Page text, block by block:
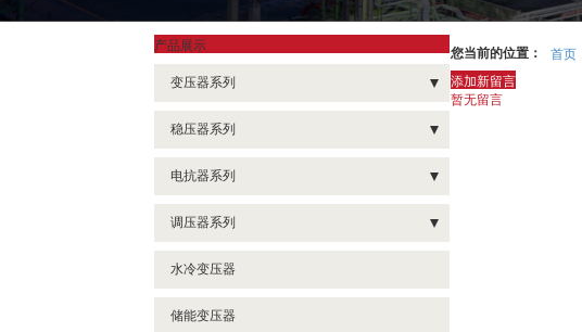
您当前的位置： 首页
添加新留言
暂无留言
产品展示
变压器系列
- 矿用变压器
- 医用隔离变压器
- 特种变压器
- 低压大电流变压器
- 三相变单相变压器
稳压器系列
- SBW电力稳压器
- SVC三相稳压器
- TND家用稳压器
电抗器系列
- 启动电抗器
- 并联电抗器
- CKSG 三相串联电抗器
调压器系列
- TSGC2J 三相调压器
- TDGC2J 单相调压器
水冷变压器
储能变压器